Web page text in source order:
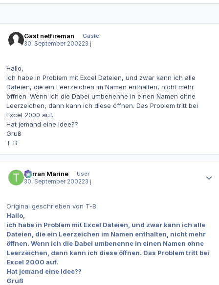
Gast netfireman
Gäste
30. September 200223 j
Hallo,
ich habe in Problem mit Excel Dateien, und zwar kann ich alle
Dateien, die ein Leerzeichen im Namen enthalten, nicht mehr
öffnen. Wenn ich die Dabei umbenenne in einen Namen ohne
Leerzeichen, dann kann ich diese öffnen. Das Problem tritt bei
Excel 2000 auf.
Hat jemand eine Idee??
Gruß
T-B
Terran Marine
User
30. September 200223 j
Original geschrieben von T-B
Hallo,
ich habe in Problem mit Excel Dateien, und zwar kann ich alle
Dateien, die ein Leerzeichen im Namen enthalten, nicht mehr
öffnen. Wenn ich die Dabei umbenenne in einen Namen ohne
Leerzeichen, dann kann ich diese öffnen. Das Problem tritt bei
Excel 2000 auf.
Hat jemand eine Idee??
Gruß